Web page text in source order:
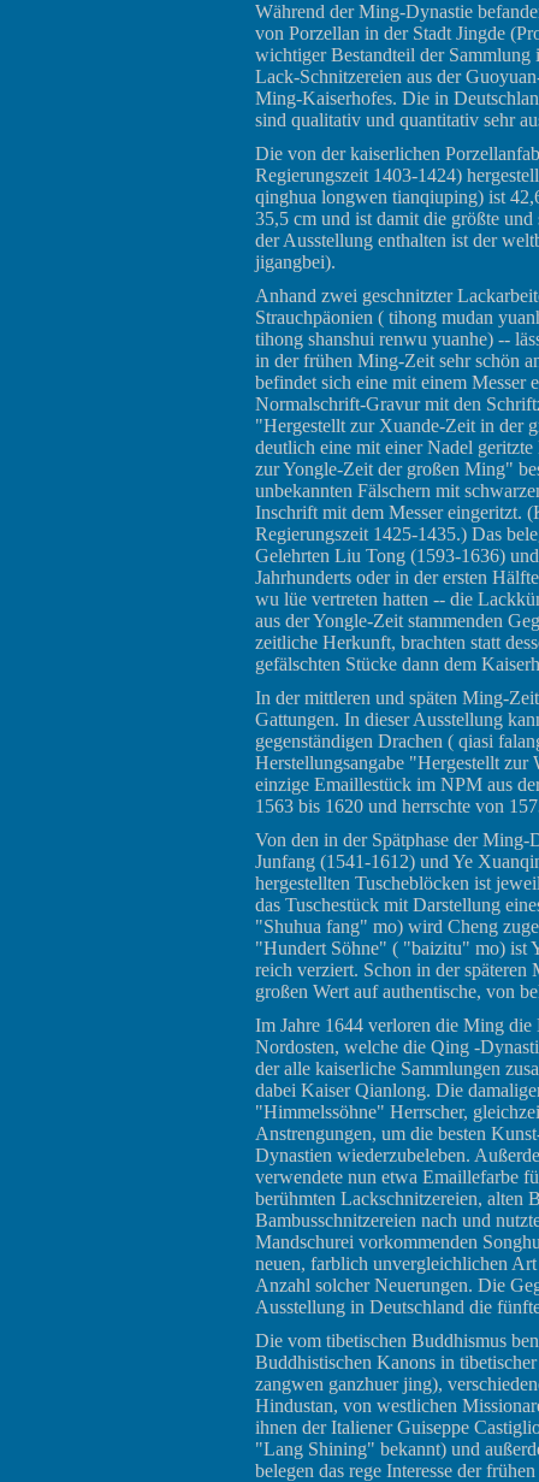
Während der Ming-Dynastie
von Porzellan in der Stadt Jingde
wichtiger Bestandteil der
Lack-Schnitzereien aus der
Ming-Kaiserhofes. Die in
sind qualitativ und quantitativ sehr
Die von der kaiserlichen
Regierungszeit 1403-1424)
qinghua longwen tianqiuping) ist
35,5 cm und ist damit die größte
der Ausstellung enthalten ist der
jigangbei).
Anhand zwei geschnitzter
Strauchpäonien ( tihong mudan
tihong shanshui renwu yuanhe) --
in der frühen Ming-Zeit sehr schön
befindet sich eine mit einem Messer
Normalschrift-Gravur mit den
"Hergestellt zur Xuande-Zeit in der
deutlich eine mit einer Nadel
zur Yongle-Zeit der großen Ming"
unbekannten Fälschern mit
Inschrift mit dem Messer eingeritzt.
Regierungszeit 1425-1435.) Das
Gelehrten Liu Tong (1593-1636)
Jahrhunderts oder in der ersten
wu lüe vertreten hatten -- die
aus der Yongle-Zeit stammenden
zeitliche Herkunft, brachten statt
gefälschten Stücke dann dem
In der mittleren und späten Ming-
Gattungen. In dieser Ausstellung
gegenständigen Drachen ( qiasi
Herstellungsangabe "Hergestellt
einzige Emaillestück im NPM aus
1563 bis 1620 und herrschte von
Von den in der Spätphase der Ming-
Junfang (1541-1612) und Ye
hergestellten Tuscheblöcken ist
das Tuschestück mit Darstellung
"Shuhua fang" mo) wird Cheng
"Hundert Söhne" ( "baizitu" mo) ist
reich verziert. Schon in der
großen Wert auf authentische, von
Im Jahre 1644 verloren die Ming die
Nordosten, welche die Qing -
der alle kaiserliche Sammlungen
dabei Kaiser Qianlong. Die
"Himmelssöhne" Herrscher,
Anstrengungen, um die besten
Dynastien wiederzubeleben.
verwendete nun etwa Emaillefarbe
berühmten Lackschnitzereien, alten
Bambusschnitzereien nach und
Mandschurei vorkommenden
neuen, farblich unvergleichlichen
Anzahl solcher Neuerungen. Die
Ausstellung in Deutschland die
Die vom tibetischen Buddhismus
Buddhistischen Kanons in
zangwen ganzhuer jing),
Hindustan, von westlichen
ihnen der Italiener Guiseppe
"Lang Shining" bekannt) und
belegen das rege Interesse der